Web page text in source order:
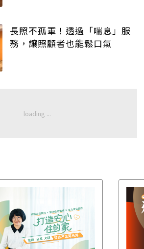
長照不孤軍！透過「喘息」服
務，讓照顧者也能鬆口氣